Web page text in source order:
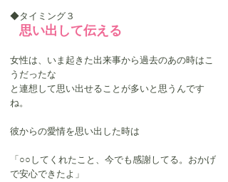
◆タイミング３
思い出して伝える
女性は、いま起きた出来事から過去のあの時はこ
うだったな
と連想して思い出せることが多いと思うんです
ね。
彼からの愛情を思い出した時は
「○○してくれたこと、今でも感謝してる。おかげ
で安心できたよ」